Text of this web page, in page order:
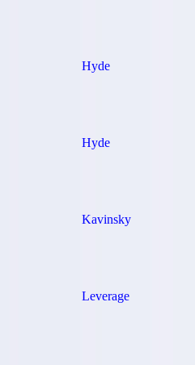
Hyde
Hyde
Kavinsky
Leverage